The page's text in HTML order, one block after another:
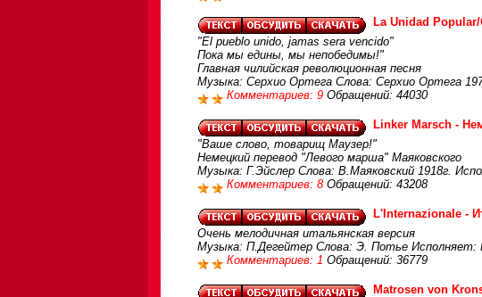
La Unidad
"El pueblo unido, jamas sera vencido"
Пока мы едины, мы непобедимы!"
Главная чилийская революционная песня
Музыка: Серхио Ортега Слова: Серхио Ортега
Комментариев: 9 Обращений: 44030
Linker Marsch -
"Ваше слово, товарищ Маузер!"
Немецкий перевод "Левого марша" Маяковского
Музыка: Г.Эйслер Слова: В.Маяковский 1918г.
Комментариев: 8 Обращений: 43208
L'Internazionale -
Очень мелодичная итальянская версия
Музыка: П.Дегейтер Слова: Э. Потье Исполняет:
Комментариев: 1 Обращений: 36779
Matrosen von